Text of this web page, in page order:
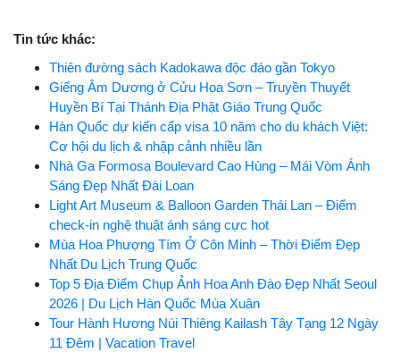
Tin tức khác:
Thiên đường sách Kadokawa độc đáo gần Tokyo
Giếng Âm Dương ở Cửu Hoa Sơn – Truyền Thuyết
Huyền Bí Tại Thánh Địa Phật Giáo Trung Quốc
Hàn Quốc dự kiến cấp visa 10 năm cho du khách Việt:
Cơ hội du lịch & nhập cảnh nhiều lần
Nhà Ga Formosa Boulevard Cao Hùng – Mái Vòm Ánh
Sáng Đẹp Nhất Đài Loan
Light Art Museum & Balloon Garden Thái Lan – Điểm
check-in nghệ thuật ánh sáng cực hot
Mùa Hoa Phượng Tím Ở Côn Minh – Thời Điểm Đẹp
Nhất Du Lịch Trung Quốc
Top 5 Địa Điểm Chụp Ảnh Hoa Anh Đào Đẹp Nhất Seoul
2026 | Du Lịch Hàn Quốc Mùa Xuân
Tour Hành Hương Núi Thiêng Kailash Tây Tạng 12 Ngày
11 Đêm | Vacation Travel